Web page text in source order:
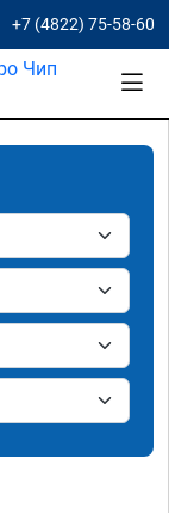
+7 (4822) 75-58-60